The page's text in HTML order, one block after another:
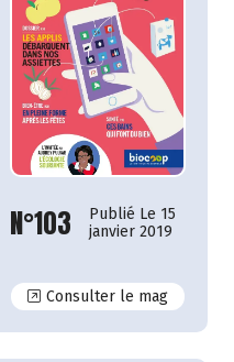
N°103
Publié Le 15
janvier 2019
Consulter le magN°103